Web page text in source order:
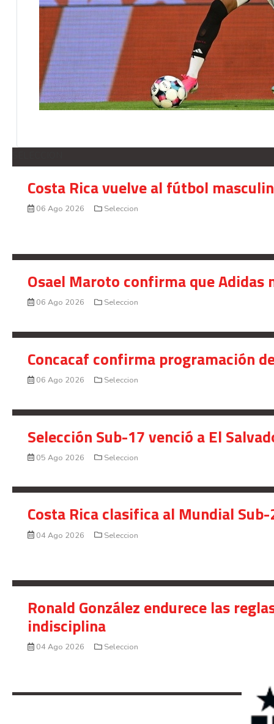
Costa Rica vuelve al fútbol
06 Ago 2026 Seleccion
Osael Maroto confirma que Adidas
06 Ago 2026 Seleccion
Concacaf confirma programación
06 Ago 2026 Seleccion
Selección Sub-17 venció a El
05 Ago 2026 Seleccion
Costa Rica clasifica al Mundial
04 Ago 2026 Seleccion
Ronald González endurece las
indisciplina
04 Ago 2026 Seleccion